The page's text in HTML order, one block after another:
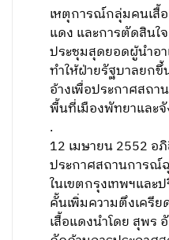
เหตุการณ์กลุ่มคนเสื้
แดง และการตัดสินใ
ประชุมสุดยอดผู้นำอ
ทำให้ฝ่ายรัฐบาลยกขึ้
อ้างเพื่อประกาศสถ
พื้นที่เมืองพัทยาและ
.
12 เมษายน 2552 อ
ประกาศสถานการณ์
ในเขตกรุงเทพฯแล
คั้นเพิ่มความตึงเครี
เสื้อแดงนำโดย สุพร